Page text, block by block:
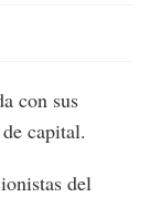
con sus
capital.
del